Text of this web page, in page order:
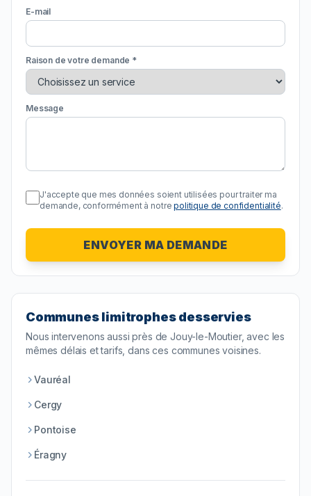
E-mail
Raison de votre demande *
Message
J'accepte que mes données soient utilisées pour traiter ma
demande, conformément à notre politique de confidentialité.
ENVOYER MA DEMANDE
Communes limitrophes desservies
Nous intervenons aussi près deJouy-le-Moutier, avec les
mêmes délais et tarifs, dans ces communes voisines.
Vauréal
Cergy
Pontoise
Éragny